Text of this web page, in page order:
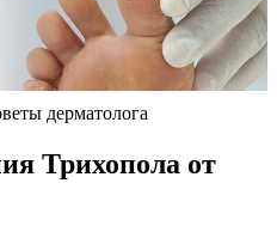
дерматолога
Трихопола от